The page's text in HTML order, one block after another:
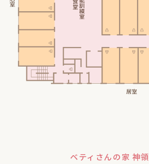
ベティさんの家 神領